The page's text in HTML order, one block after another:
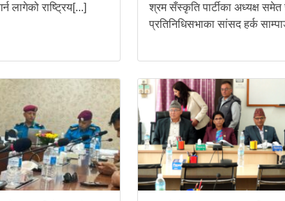
लागेको राष्ट्रिय[...]
श्रम सँस्कृति पार्टीका अध्यक्ष समेत
प्रतिनिधिसभाका सांसद हर्क